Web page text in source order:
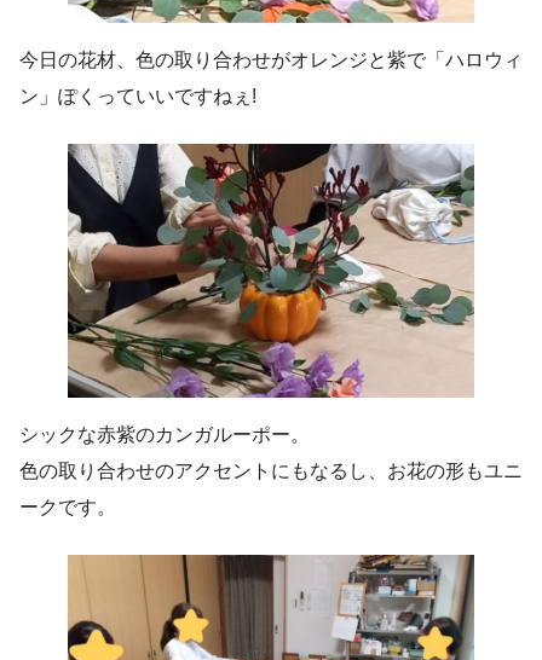
今日の花材、色の取り合わせがオレンジと紫で「ハロウィ
ン」ぽくっていいですねぇ!
シックな赤紫のカンガルーポー。
色の取り合わせのアクセントにもなるし、お花の形もユニ
ークです。